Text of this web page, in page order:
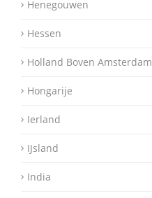
Henegouwen
Hessen
Holland Boven Amsterdam
Hongarije
Ierland
IJsland
India